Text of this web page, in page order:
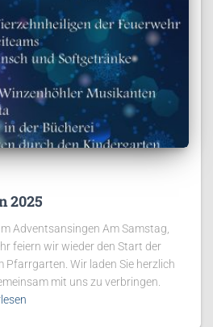
2025
Adventsansingen Am Samstag,
feiern wir wieder den Start der
Pfarrgarten. Wir laden Sie herzlich
mit uns zu verbringen.